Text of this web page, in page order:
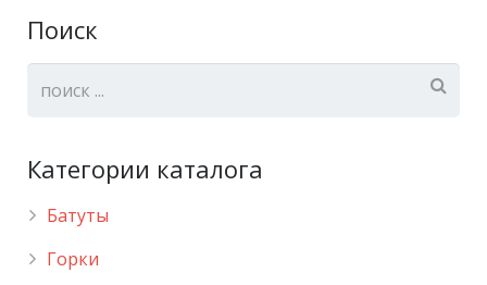
Поиск
Категории каталога
Батуты
Горки